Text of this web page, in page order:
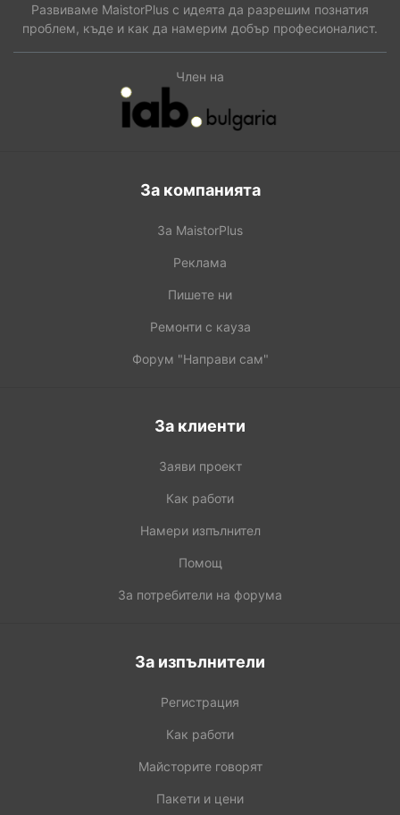
Развиваме MaistorPlus с идеята да разрешим познатия
проблем, къде и как да намерим добър професионалист.
Член на
За компанията
За MaistorPlus
Реклама
Пишете ни
Ремонти с кауза
Форум "Направи сам"
За клиенти
Заяви проект
Как работи
Намери изпълнител
Помощ
За потребители на форума
За изпълнители
Регистрация
Как работи
Майсторите говорят
Пакети и цени